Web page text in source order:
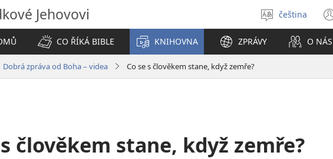
Jehovovi
Vybrat
jazyk
čeština
CO ŘÍKÁ BIBLE KNIHOVNA ZPRÁVY O NÁS
Dobrá zpráva od Boha – videa Co se s člověkem stane, když zemře?
člověkem stane, když zemře?